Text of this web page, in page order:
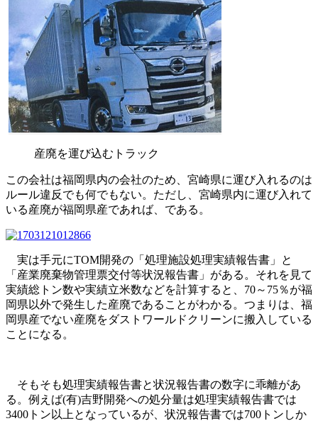
産廃を運び込むトラック
この会社は福岡県内の会社のため、宮崎県に運び入れるのは
ルール違反でも何でもない。ただし、宮崎県内に運び入れて
いる産廃が福岡県産であれば、である。
実は手元にTOM開発の「処理施設処理実績報告書」と
「産業廃棄物管理票交付等状況報告書」がある。それを見て
実績総トン数や実績立米数などを計算すると、70～75％が福
岡県以外で発生した産廃であることがわかる。つまりは、福
岡県産でない産廃をダストワールドクリーンに搬入している
ことになる。
そもそも処理実績報告書と状況報告書の数字に乖離があ
る。例えば(有)吉野開発への処分量は処理実績報告書では
3400トン以上となっているが、状況報告書では700トンしか